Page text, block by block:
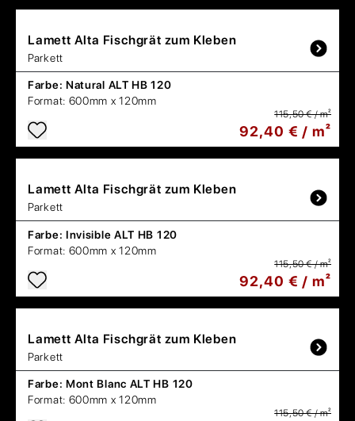
Lamett Alta Fischgrät zum Kleben
Parkett
Farbe: Natural ALT HB 120
Format: 600mm x 120mm
115,50 € / m²
92,40 € / m²
Lamett Alta Fischgrät zum Kleben
Parkett
Farbe: Invisible ALT HB 120
Format: 600mm x 120mm
115,50 € / m²
92,40 € / m²
Lamett Alta Fischgrät zum Kleben
Parkett
Farbe: Mont Blanc ALT HB 120
Format: 600mm x 120mm
115,50 € / m²